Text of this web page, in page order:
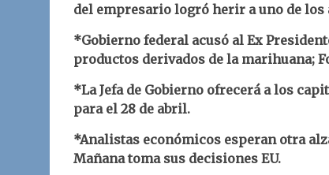
del empresario logró herir a uno de los
*Gobierno federal acusó al Ex
productos derivados de la marihuana;
*La Jefa de Gobierno ofrecerá a los
para el 28 de abril.
*Analistas económicos esperan otra
Mañana toma sus decisiones EU.